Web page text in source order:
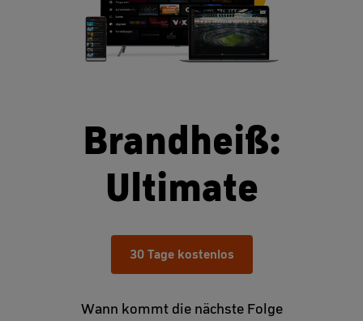
Brandheiß:
Ultimate
30 Tage kostenlos
Wann kommt die nächste Folge